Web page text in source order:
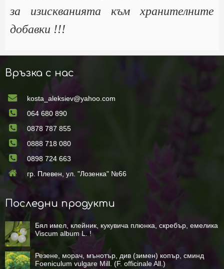
за изискванията към хранителните
добавки !!!
Връзка с нас
kosta_aleksiev@yahoo.com
064 680 890
0878 787 855
0888 718 080
0898 724 663
гр. Плевен, ул. "Лозенка" №66
Последни продукти
Бял имел, клейник, кукувича плюнка, скребър, емелика
Viscum album L. !
Резене, морач, мънотър, див (зимен) копър, сминд
Foeniculum vulgare Mill. (F. officinale All.)